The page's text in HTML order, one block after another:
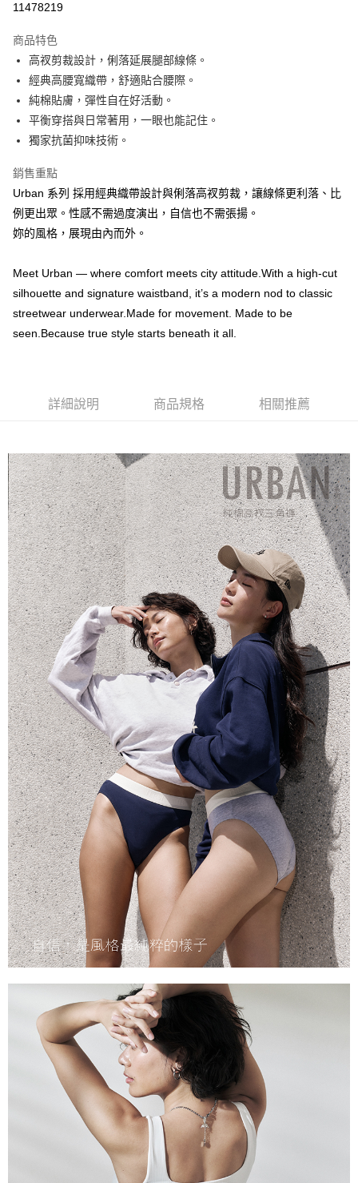
運送方式
全家取貨付款
每筆NT$100，滿NT$888(含以上)免運費
付款後全家取貨
7-11取貨付款
每筆NT$100，滿NT$888(含以上)免運費
付款後7-11取貨
宅配
每筆NT$100，滿NT$888(含以上)免運費
宅配-離島
11478219
商品特色
高衩剪裁設計，俐落延展腿部線條。
經典高腰寬織帶，舒適貼合腰際。
純棉貼膚，彈性自在好活動。
平衡穿搭與日常著用，一眼也能記住。
獨家抗菌抑味技術。
銷售重點
Urban 系列 採用經典織帶設計與俐落高衩剪裁，讓線條更利落、比
例更出眾。性感不需過度演出，自信也不需張揚。
妳的風格，展現由內而外。
Meet Urban — where comfort meets city attitude.With a high-cut
silhouette and signature waistband, it’s a modern nod to classic
streetwear underwear.Made for movement. Made to be
seen.Because true style starts beneath it all.
詳細說明 商品規格 相關推薦